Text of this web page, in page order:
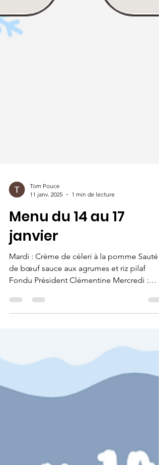
Tom Pouce
11 janv. 2025
Menu du 14 au 17
janvier
Mardi : Crème de céleri à la pomme Sauté
de bœuf sauce aux agrumes et riz pilaf